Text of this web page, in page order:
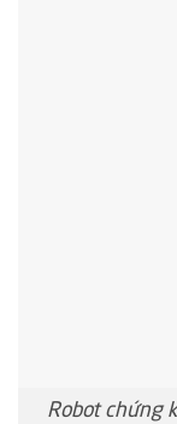
Robot chứng